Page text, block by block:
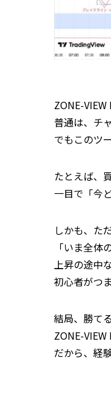
ZONE-
普通は、チ
でもこのツ
たとえば、
一目で「今
しかも、た
「いま全体
上昇の途中
初心者がつ
結局、勝て
ZONE-
だから、経